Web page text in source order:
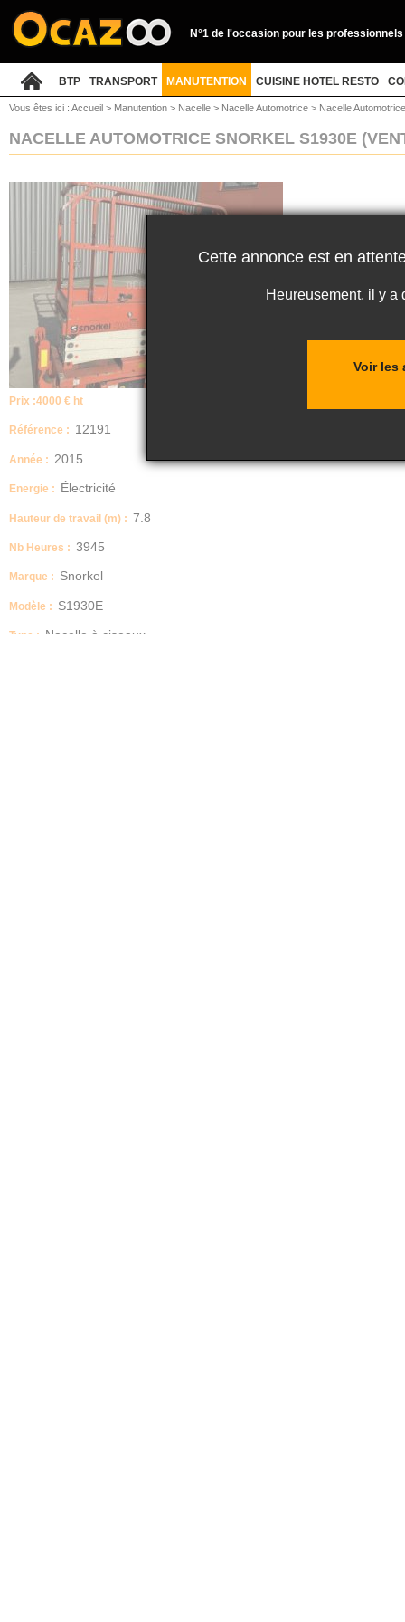
N°1 de l'occasion pour les professionnels
BTP TRANSPORT MANUTENTION CUISINE HOTEL RESTO
Vous êtes ici : Accueil > Manutention > Nacelle > Nacelle Automotrice > Nacelle
NACELLE AUTOMOTRICE SNORKEL S1930E
Prix :4000 € ht
Référence : 12191
Année : 2015
Energie : Électricité
Hauteur de travail (m) : 7.8
Nb Heures : 3945
Marque : Snorkel
Modèle : S1930E
Type : Nacelle à ciseaux
Cette annonce est en
Heureusement, il y a
Voir les